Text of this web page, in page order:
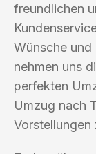
freundlichen
Wünsche und
nehmen uns
perfekten
Umzug nach
Vorstellungen